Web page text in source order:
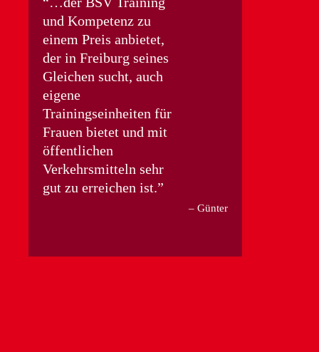
und Kompetenz zu
einem Preis anbietet,
der in Freiburg seines
Gleichen sucht, auch
eigene
Trainingseinheiten für
Frauen bietet und mit
öffentlichen
Verkehrsmitteln sehr
gut zu erreichen ist.
Günter